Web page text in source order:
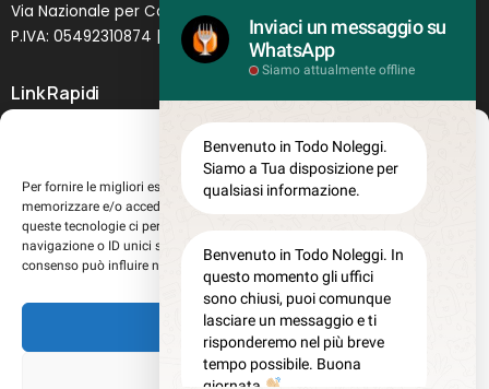
Gestisci Consenso
Per fornire le migliori esperienze, utilizziamo tecnologie come i cookie per
memorizzare e/o accedere alle informazioni del dispositivo. Il consenso a
queste tecnologie ci permetterà di elaborare dati come il comportamento di
navigazione o ID unici su questo sito. Non acconsentire o ritirare il
consenso può influire negativamente su alcune caratteristiche e funzioni.
Accetta
Nega
Via Nazionale per Catania, 6 | 95024 - Acireale (CT)
P.IVA: 05492310874 | SDI: MJ1 O YNU (Lettera )
Link Rapidi
Chi siamo
Perché sceglierci
Registrati al sito
Lavora con noi
Misure teglie Gastronorm
Inviaci un messaggio su
WhatsApp
Siamo attualmente offline
Benvenuto in Todo Noleggi.
Siamo a Tua disposizione per
qualsiasi informazione.
Benvenuto in Todo Noleggi. In
questo momento gli uffici
sono chiusi, puoi comunque
lasciare un messaggio e ti
risponderemo nel più breve
tempo possibile. Buona